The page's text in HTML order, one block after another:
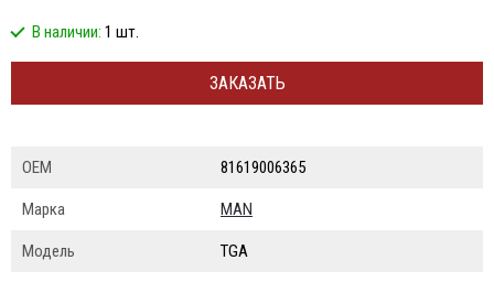
В наличии: 1 шт.
ЗАКАЗАТЬ
ОЕМ 81619006365
Марка MAN
Модель TGA